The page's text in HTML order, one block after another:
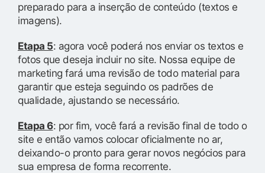
preparado para a inserção de conteúdo (textos e
imagens).
Etapa 5: agora você poderá nos enviar os textos e
fotos que deseja incluir no site. Nossa equipe de
marketing fará uma revisão de todo material para
garantir que esteja seguindo os padrões de
qualidade, ajustando se necessário.
Etapa 6: por fim, você fará a revisão final de todo o
site e então vamos colocar oficialmente no ar,
deixando-o pronto para gerar novos negócios para
sua empresa de forma recorrente.